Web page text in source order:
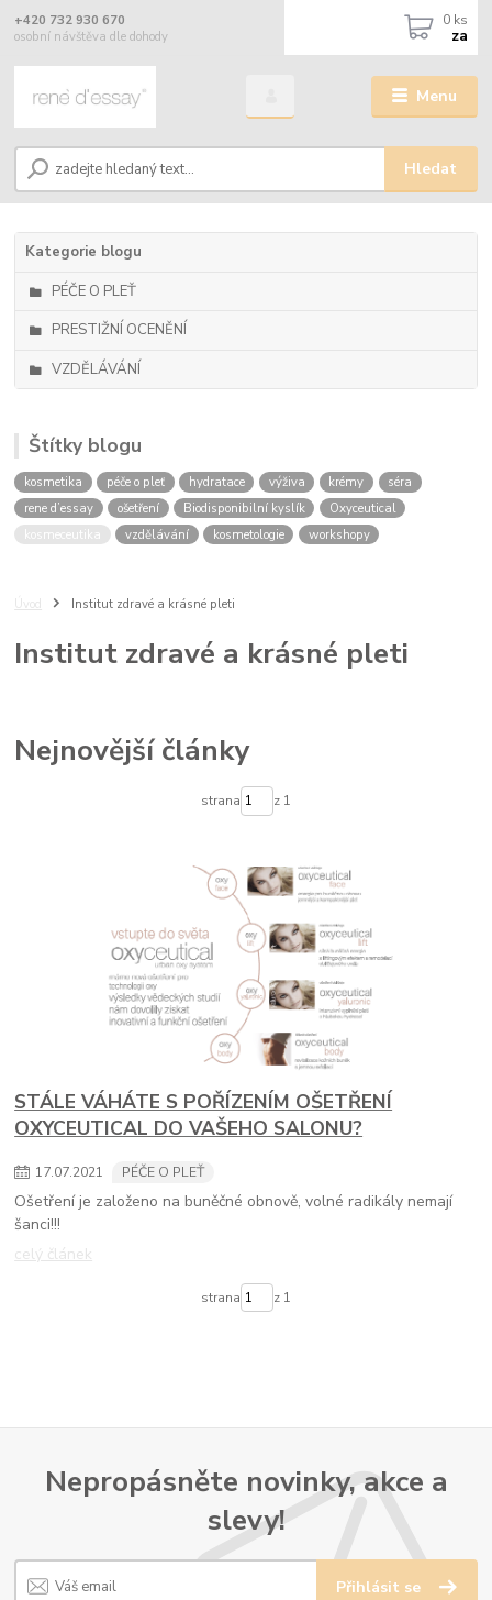
Menu
Hledat
+420 732 930 670
osobní návštěva dle dohody
0 ks
za
Kategorie blogu
PÉČE O PLEŤ
PRESTIŽNÍ OCENĚNÍ
VZDĚLÁVÁNÍ
Štítky blogu
kosmetika péče o pleť hydratace výživa krémy
séra
rene d’essay
ošetření Biodisponibilní kyslík
Oxyceutical
kosmeceutika
vzdělávání kosmetologie workshopy
Úvod Institut zdravé a krásné pleti
Institut zdravé a krásné pleti
Nejnovější články
strana z 1
STÁLE VÁHÁTE S POŘÍZENÍM OŠETŘENÍ
OXYCEUTICAL DO VAŠEHO SALONU?
17.07.2021 PÉČE O PLEŤ
Ošetření je založeno na buněčné obnově, volné radikály nemají
šanci!!!
celý článek
strana z 1
Nepropásněte novinky, akce a
slevy!
Přihlásit se